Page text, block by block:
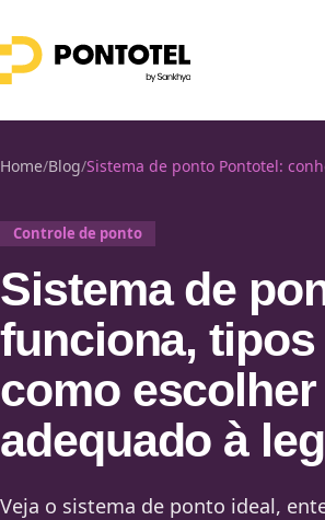
Home/Blog/Sistema de ponto Pontotel:
Controle de ponto
Sistema de
funciona,
como
adequado à
Veja o sistema de ponto ideal,